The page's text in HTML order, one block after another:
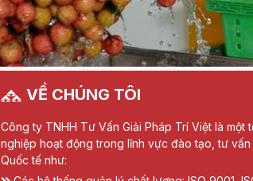
VỀ CHÚNG TÔI
Công ty TNHH Tư Vấn Giải Pháp Trí Việt là một
nghiệp hoạt động trong lĩnh vực đào tạo, tư
Quốc tế như: